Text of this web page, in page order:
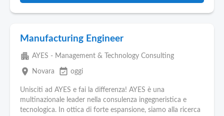
Manufacturing Engineer
apartment AYES - Management & Technology Consulting
place Novara event_available oggi
Unisciti ad AYES e fai la differenza! AYES è una
multinazionale leader nella consulenza ingegneristica e
tecnologica. In ottica di forte espansione, siamo alla ricerca